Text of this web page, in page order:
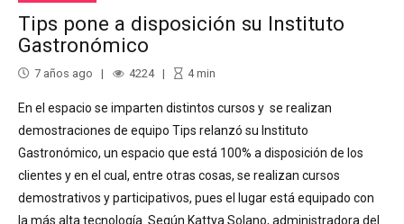
Tips pone a disposición su Instituto
Gastronómico
7 años ago 4224 4min
En el espacio se imparten distintos cursos y se realizan
demostraciones de equipo Tips relanzó su Instituto
Gastronómico, un espacio que está 100% a disposición de los
clientes y en el cual, entre otras cosas, se realizan cursos
demostrativos y participativos, pues el lugar está equipado con
la más alta tecnología. Según Kattya Solano, administradora del